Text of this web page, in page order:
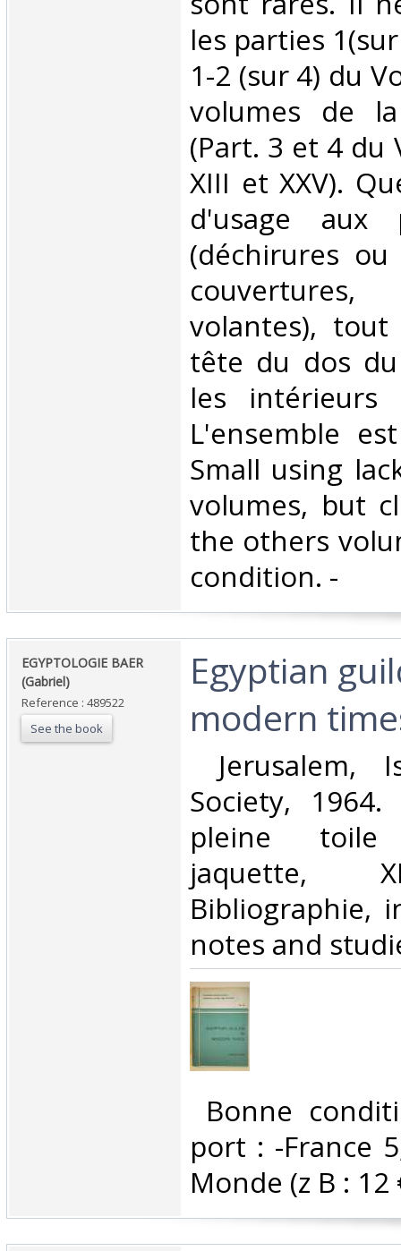
les parties
1-2 (sur 4) du
volumes de
(Part. 3 et 4 du
XIII et XXV).
d'usage aux
(déchirures ou
volantes),
tête du dos
les intérieurs
L'ensemble
Small using
volumes, but
the others
condition. - ‎
‎EGYPTOLOGIE BAER
(Gabriel)‎
Reference : 489522
See the book
‎Egyptian
modern
Jerusalem,
Society,
pleine
jaquette,
Bibliographie,
notes and
Bonne
port : -France
Monde (z B : 12